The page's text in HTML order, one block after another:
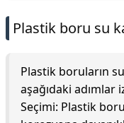
Plastik boru su
Plastik boruların
aşağıdaki
Seçimi: Plastik